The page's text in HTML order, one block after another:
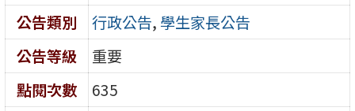
公告類別
行政公告, 學生家長公告
公告等級
重要
點閱次數
635